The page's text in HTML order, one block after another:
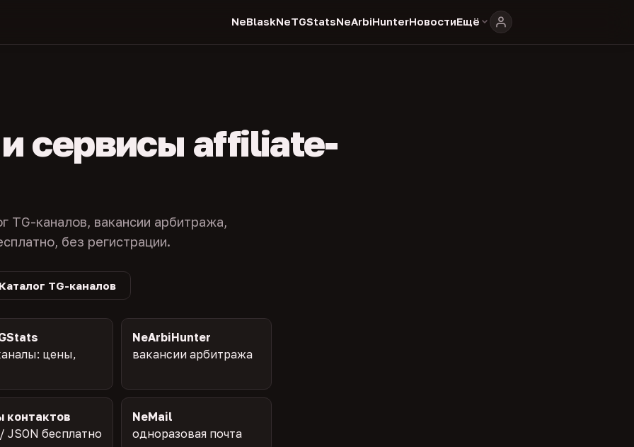
NeBlaskNeTGStatsNeArbiHunterНовостиЕщё
сервисы affiliate-
TG-каналов, вакансии арбитража,
без регистрации.
TG-каналов
цены,
NeArbiHunter
вакансии арбитража
контактов
JSON бесплатно
NeMail
одноразовая почта